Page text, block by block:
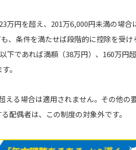
万円を超え、201万6,000円未満の場
、条件を満たせば段階的に控除を受
下であれば満額（38万円）、160万円
。
える場合は適用されません。その他の
配偶者は、この制度の対象外です。